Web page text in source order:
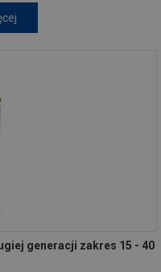
generacji zakres 15 - 40